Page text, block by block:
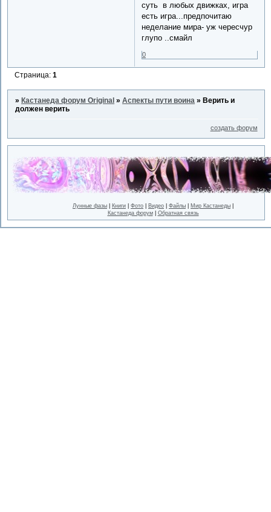
суть в любых движках, игра
есть игра...предпочитаю
неделание мира- уж чересчур
глупо ..смайл
0
Страница:1
» Кастанеда форум Original »Аспекты пути воина » Верить и
должен верить
создать форум
Лунные фазы Книги Фото Видео Файлы Мир Кастанеды
Кастанеда форум| Обратная связь